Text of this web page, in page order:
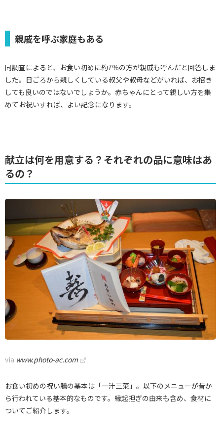
親戚を呼ぶ家庭もある
同調査によると、お食い初めに約7％の方が親戚も呼んだと回答しま
した。日ごろから親しくしている叔父や叔母などがいれば、お招き
しても良いのではないでしょうか。赤ちゃんにとって親しい方を集
めてお祝いすれば、よい記念になります。
献立は何を用意する？それぞれの品に意味はあ
るの？
via www.photo-ac.com
お食い初めの祝い膳の基本は「一汁三菜」。以下のメニューが昔か
ら行われている基本的なものです。縁起担ぎの由来も含め、食材に
ついてご紹介します。